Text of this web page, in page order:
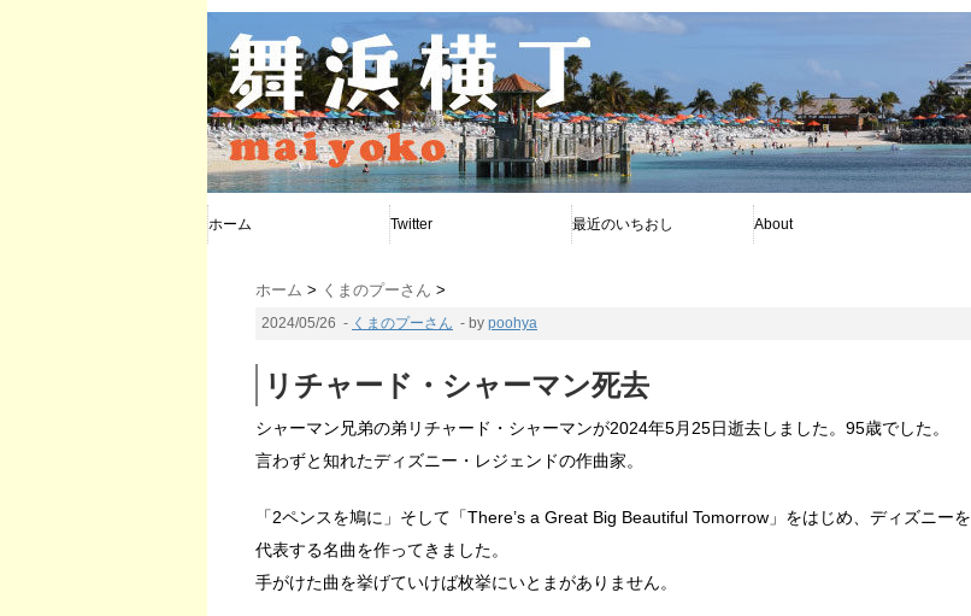
ホーム Twitter 最近のいちおし About
ホーム > くまのプーさん >
2024/05/26 - くまのプーさん - by poohya
リチャード・シャーマン死去
シャーマン兄弟の弟リチャード・シャーマンが2024年5月25日逝去しました。95歳でした。
言わずと知れたディズニー・レジェンドの作曲家。
「2ペンスを鳩に」そして「There’s a Great Big Beautiful Tomorrow」をはじめ、ディズニーを
代表する名曲を作ってきました。
手がけた曲を挙げていけば枚挙にいとまがありません。